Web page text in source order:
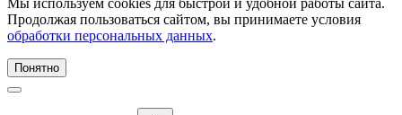
Продолжая пользоваться сайтом, вы принимаете условия
обработки персональных данных.
Понятно